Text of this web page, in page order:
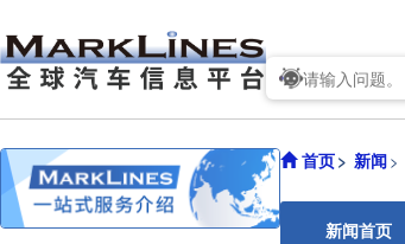
首页 新闻
新闻首页